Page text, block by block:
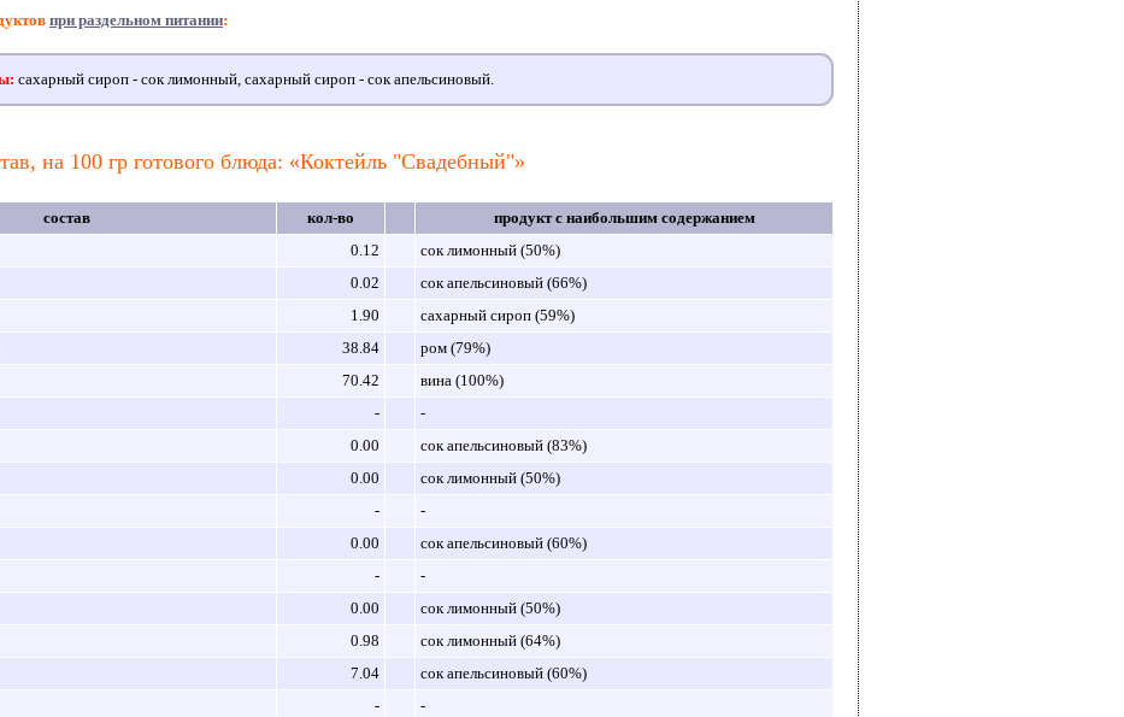
при раздельном питании:
сахарный сироп - сок лимонный, сахарный сироп - сок апельсиновый.
на 100 гр готового блюда: «Коктейль "Свадебный"»
состав кол-во
продукт с наибольшим содержанием
0.12
сок лимонный (50%)
0.02
сок апельсиновый (66%)
1.90
сахарный сироп (59%)
38.84
ром (79%)
70.42
вина (100%)
-
-
0.00
сок апельсиновый (83%)
0.00
сок лимонный (50%)
-
-
0.00
сок апельсиновый (60%)
-
-
0.00
сок лимонный (50%)
0.98
сок лимонный (64%)
7.04
сок апельсиновый (60%)
-
-